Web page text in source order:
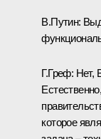
В.Путин:
Г.Греф: Нет,
которое